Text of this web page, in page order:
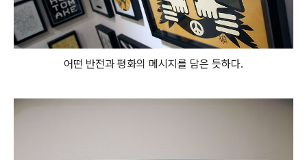
어떤 반전과 평화의 메시지를 담은 듯하다.